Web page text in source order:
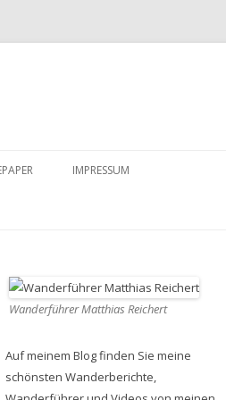
IMPRESSUM
Wanderführer Matthias Reichert
Auf meinem Blog finden Sie meine
schönsten Wanderberichte,